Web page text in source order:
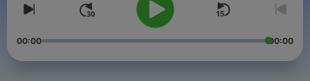
00:00
00:00